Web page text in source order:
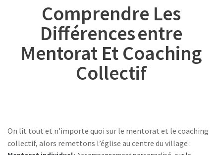
Comprendre Les
Différences Entre
Mentorat Et Coaching
Collectif
On lit tout et n’importe quoi sur le mentorat et le coaching
collectif, alors remettons l’église au centre du village :